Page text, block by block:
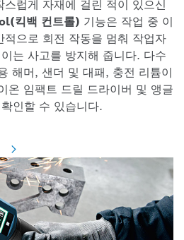
럽게 자재에 걸린 적이 있으신
킥백 컨트롤) 기능은 작업 중 이
으로 회전 작동을 멈춰 작업자
는 사고를 방지해 줍니다. 다수
해머, 샌더 및 대패, 충전 리튬이
온 임팩트 드릴 드라이버 및 앵글
인할 수 있습니다.